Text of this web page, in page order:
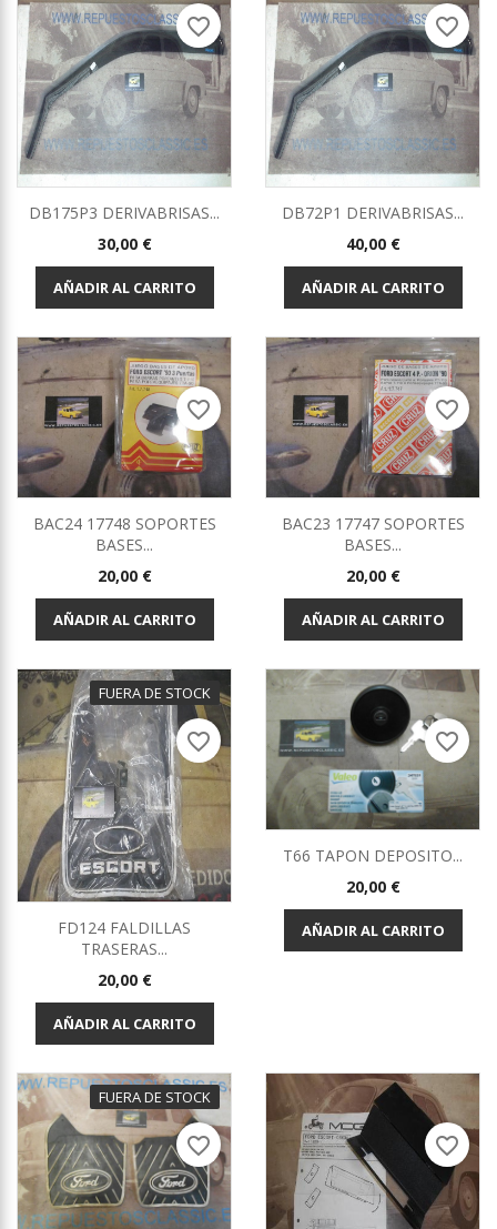
DB175P3 DERIVABRISAS...
Precio
30,00 €
AÑADIR AL CARRITO
favorite_border
DB72P1 DERIVABRISAS...
Precio
40,00 €
AÑADIR AL CARRITO
favorite_border
BAC24 17748 SOPORTES
BASES...
Precio
20,00 €
AÑADIR AL CARRITO
favorite_border
BAC23 17747 SOPORTES
BASES...
Precio
20,00 €
AÑADIR AL CARRITO
favorite_border
FUERA DE STOCK
FD124 FALDILLAS
TRASERAS...
Precio
20,00 €
AÑADIR AL CARRITO
favorite_border
T66 TAPON DEPOSITO...
Precio
20,00 €
AÑADIR AL CARRITO
favorite_border
FUERA DE STOCK
favorite_border favorite_border